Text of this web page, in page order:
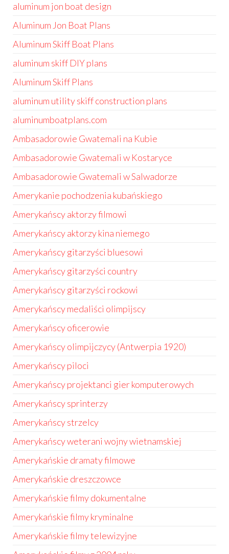
aluminum jon boat design
Aluminum Jon Boat Plans
Aluminum Skiff Boat Plans
aluminum skiff DIY plans
Aluminum Skiff Plans
aluminum utility skiff construction plans
aluminumboatplans.com
Ambasadorowie Gwatemali na Kubie
Ambasadorowie Gwatemali w Kostaryce
Ambasadorowie Gwatemali w Salwadorze
Amerykanie pochodzenia kubańskiego
Amerykańscy aktorzy filmowi
Amerykańscy aktorzy kina niemego
Amerykańscy gitarzyści bluesowi
Amerykańscy gitarzyści country
Amerykańscy gitarzyści rockowi
Amerykańscy medaliści olimpijscy
Amerykańscy oficerowie
Amerykańscy olimpijczycy (Antwerpia 1920)
Amerykańscy piloci
Amerykańscy projektanci gier komputerowych
Amerykańscy sprinterzy
Amerykańscy strzelcy
Amerykańscy weterani wojny wietnamskiej
Amerykańskie dramaty filmowe
Amerykańskie dreszczowce
Amerykańskie filmy dokumentalne
Amerykańskie filmy kryminalne
Amerykańskie filmy telewizyjne